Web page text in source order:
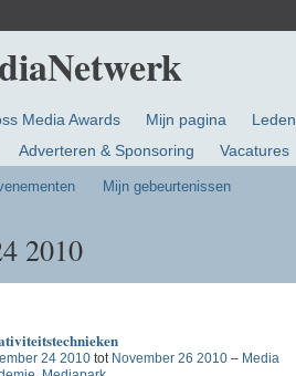
Media Awards Mijn pagina Leden
Adverteren & Sponsoring Vacatures
Mijn gebeurtenissen
2010
24 2010tot November 26 2010– Media